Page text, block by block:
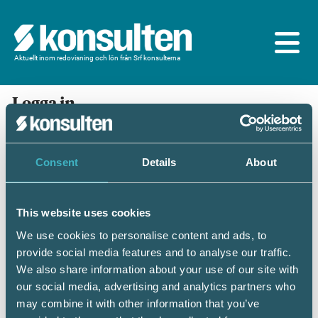
Consent Details About
This website uses cookies
We use cookies to personalise content and ads, to
provide social media features and to analyse our traffic.
We also share information about your use of our site with
our social media, advertising and analytics partners who
may combine it with other information that you’ve
Aktuellt inom redovisning och lön från Srf konsulterna
Logga in
En prenumeration ingår för dig som är
medlem/ansluten till Srf konsulterna. Du loggar in
med BankID eller samma lösenord som du har på
Mobilt BankID
Personnummer(ÅÅÅÅMMDDNNNN)